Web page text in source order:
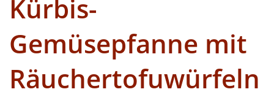
Kürbis-
Gemüsepfanne mit
Räuchertofuwürfeln